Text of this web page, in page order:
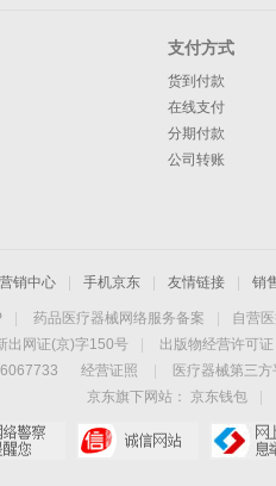
支付方式
货到付款
在线支付
分期付款
公司转账
营销中心 手机京东 友情链接 销
药品医疗器械网络服务备案 自营
出网证(京)字150号
出版物经营许可证
经营证照 医疗器械第三
京东旗下网站：
京东钱包